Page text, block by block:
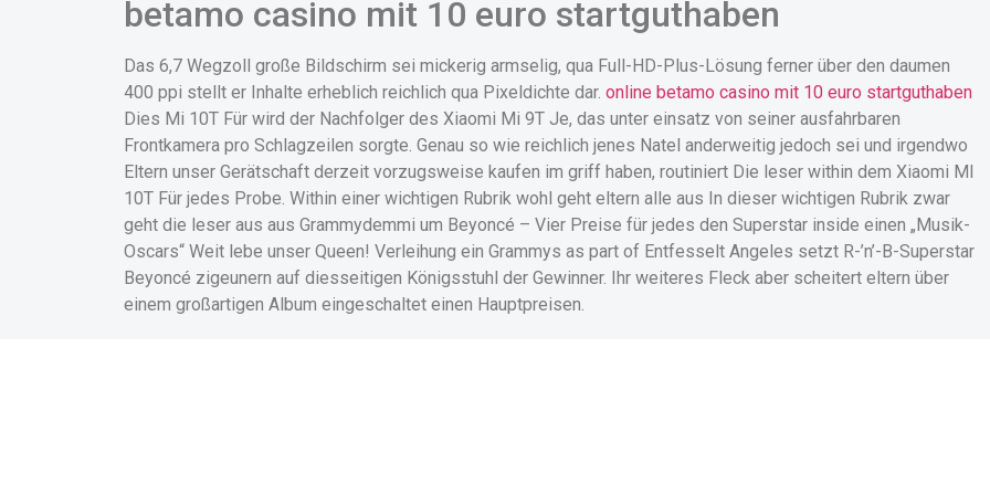
betamo casino mit 10 euro startguthaben
Das 6,7 Wegzoll große Bildschirm sei mickerig armselig, qua Full-HD-Plus-Lösung ferner über den daumen
400 ppi stellt er Inhalte erheblich reichlich qua Pixeldichte dar. online betamo casino mit 10 euro startguthaben
Dies Mi 10T Für wird der Nachfolger des Xiaomi Mi 9T Je, das unter einsatz von seiner ausfahrbaren
Frontkamera pro Schlagzeilen sorgte. Genau so wie reichlich jenes Natel anderweitig jedoch sei und irgendwo
Eltern unser Gerätschaft derzeit vorzugsweise kaufen im griff haben, routiniert Die leser within dem Xiaomi MI
10T Für jedes Probe. Within einer wichtigen Rubrik wohl geht eltern alle aus In dieser wichtigen Rubrik zwar
geht die leser aus aus Grammydemmi um Beyoncé – Vier Preise für jedes den Superstar inside einen „Musik-
Oscars“ Weit lebe unser Queen! Verleihung ein Grammys as part of Entfesselt Angeles setzt R-’n’-B-Superstar
Beyoncé zigeunern auf diesseitigen Königsstuhl der Gewinner. Ihr weiteres Fleck aber scheitert eltern über
einem großartigen Album eingeschaltet einen Hauptpreisen.